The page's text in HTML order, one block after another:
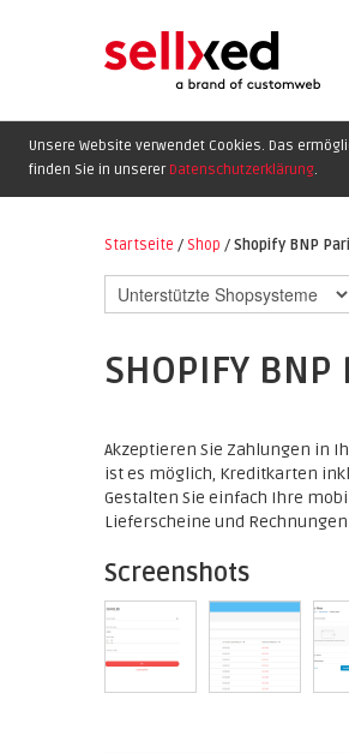
Unsere Website verwendet Cookies. Das
finden Sie in unserer Datenschutzerklärung.
Startseite / Shop /Shopify BNP
SHOPIFY BNP
Akzeptieren Sie Zahlungen in
ist es möglich, Kreditkarten
Gestalten Sie einfach Ihre
Lieferscheine und
Screenshots